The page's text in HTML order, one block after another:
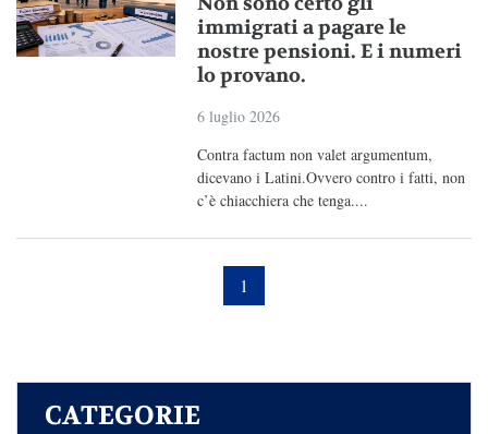
immigrati a pagare le
nostre pensioni. E i numeri
lo provano.
6 luglio 2026
Contra factum non valet argumentum,
dicevano i Latini.Ovvero contro i fatti, non
c’è chiacchiera che tenga....
1
CATEGORIE